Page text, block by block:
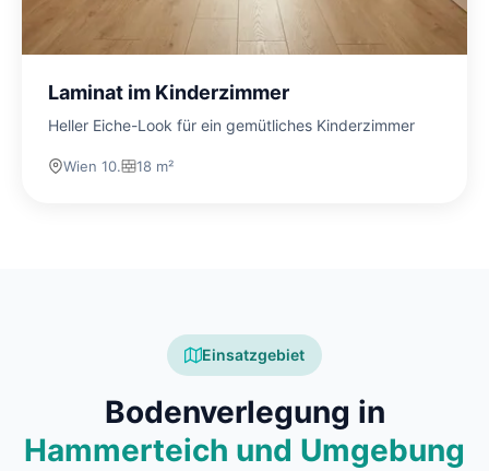
Laminat im Kinderzimmer
Heller Eiche-Look für ein gemütliches Kinderzimmer
Wien 10. 18 m²
Einsatzgebiet
Bodenverlegung in
Hammerteich und Umgebung